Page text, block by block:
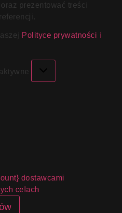
prezentować treści
Polityce prywatności i
dostawcami
celach